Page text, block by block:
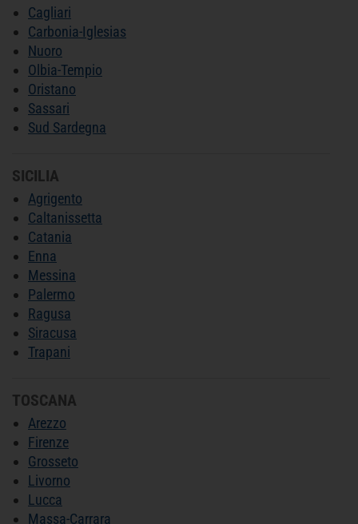
Cagliari
Carbonia-Iglesias
Nuoro
Olbia-Tempio
Oristano
Sassari
Sud Sardegna
SICILIA
Agrigento
Caltanissetta
Catania
Enna
Messina
Palermo
Ragusa
Siracusa
Trapani
TOSCANA
Arezzo
Firenze
Grosseto
Livorno
Lucca
Massa-Carrara